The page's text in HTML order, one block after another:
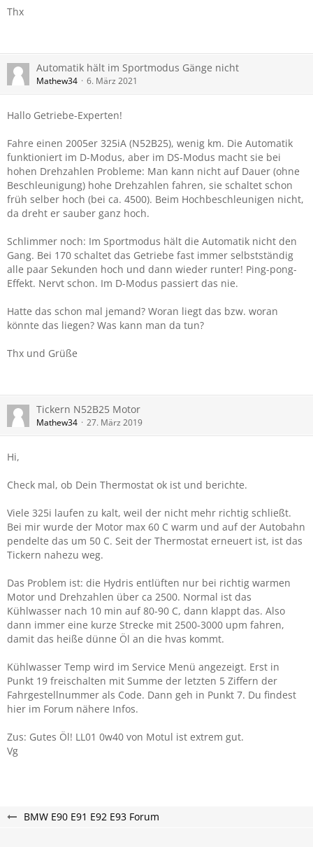
Thx
Automatik hält im Sportmodus Gänge nicht
Mathew34 6. März 2021
Hallo Getriebe-Experten!
Fahre einen 2005er 325iA (N52B25), wenig km. Die Automatik
funktioniert im D-Modus, aber im DS-Modus macht sie bei
hohen Drehzahlen Probleme: Man kann nicht auf Dauer (ohne
Beschleunigung) hohe Drehzahlen fahren, sie schaltet schon
früh selber hoch (bei ca. 4500). Beim Hochbeschleunigen nicht,
da dreht er sauber ganz hoch.
Schlimmer noch: Im Sportmodus hält die Automatik nicht den
Gang. Bei 170 schaltet das Getriebe fast immer selbstständig
alle paar Sekunden hoch und dann wieder runter! Ping-pong-
Effekt. Nervt schon. Im D-Modus passiert das nie.
Hatte das schon mal jemand? Woran liegt das bzw. woran
könnte das liegen? Was kann man da tun?
Thx und Grüße
Tickern N52B25 Motor
Mathew34 27. März 2019
Hi,
Check mal, ob Dein Thermostat ok ist und berichte.
Viele 325i laufen zu kalt, weil der nicht mehr richtig schließt.
Bei mir wurde der Motor max 60 C warm und auf der Autobahn
pendelte das um 50 C. Seit der Thermostat erneuert ist, ist das
Tickern nahezu weg.
Das Problem ist: die Hydris entlüften nur bei richtig warmen
Motor und Drehzahlen über ca 2500. Normal ist das
Kühlwasser nach 10 min auf 80-90 C, dann klappt das. Also
dann immer eine kurze Strecke mit 2500-3000 upm fahren,
damit das heiße dünne Öl an die hvas kommt.
Kühlwasser Temp wird im Service Menü angezeigt. Erst in
Punkt 19 freischalten mit Summe der letzten 5 Ziffern der
Fahrgestellnummer als Code. Dann geh in Punkt 7. Du findest
hier im Forum nähere Infos.
Zus: Gutes Öl! LL01 0w40 von Motul ist extrem gut.
Vg
BMW E90 E91 E92 E93 Forum